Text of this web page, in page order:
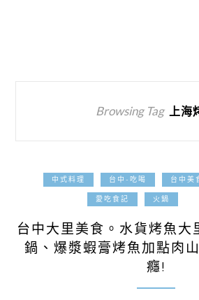
Browsing Tag 上海
中式料理 台中-吃喝 台中美
愛吃食記 火鍋
台中大里美食。水貨烤魚大
鍋、爆漿蝦膏烤魚加點肉
癮!